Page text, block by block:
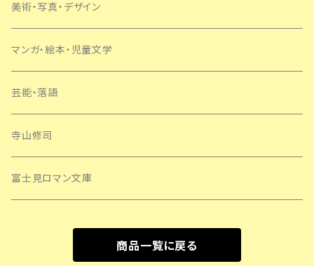
美術・写真・デザイン
マンガ・絵本・児童文学
芸能・落語
寺山修司
富士見ロマン文庫
商品一覧に戻る